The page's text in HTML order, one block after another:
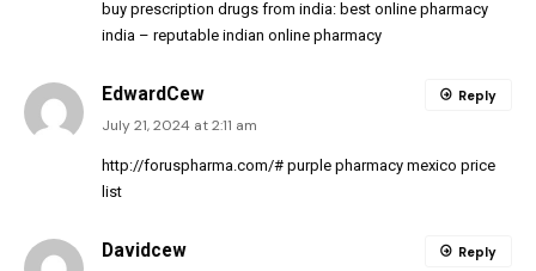
buy prescription drugs from india: best online pharmacy
india – reputable indian online pharmacy
EdwardCew
July 21, 2024 at 2:11 am
http://foruspharma.com/# purple pharmacy mexico price
list
Reply
Davidcew Reply